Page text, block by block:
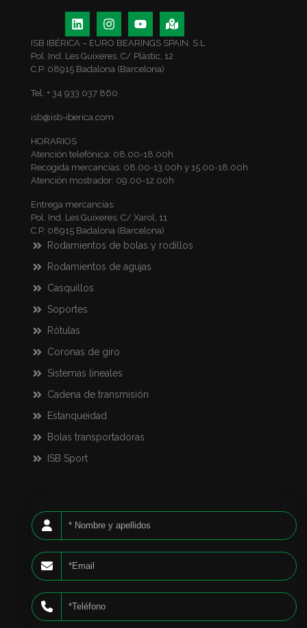
ISB IBÉRICA – EURO BEARINGS SPAIN, S.L
Pol. Ind. Les Guixeres, C/ Plàstic, 12
C.P. 08915 Badalona (Barcelona)
Tel. + 34 933 037 860
isb@isb-iberica.com
HORARIOS
Atención telefónica: 08.00-18.00h
Recogida mercancías: 08.00-13.00h y 15.00-18.00h
Atención mostrador: 09.00-12.00h
Entrega mercancías:
Pol. Ind. Les Guixeres, C/ Xarol, 11
C.P. 08915 Badalona (Barcelona)
Rodamientos de bolas y rodillos
Rodamientos de agujas
Casquillos
Soportes
Rótulas
Coronas de giro
Sistemas lineales
Cadena de transmisión
Estanqueidad
Bolas transportadoras
ISB Sport